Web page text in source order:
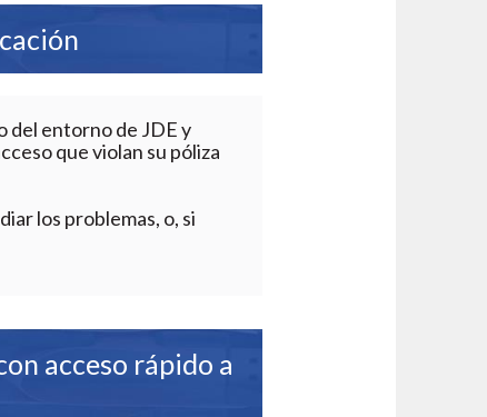
del entorno de JDE y
que violan su póliza
los problemas, o, si
acceso rápido a